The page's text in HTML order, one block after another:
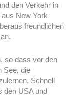
den Verkehr in
New York
freundlichen
so dass vor den
See, die
Schnell
den USA und